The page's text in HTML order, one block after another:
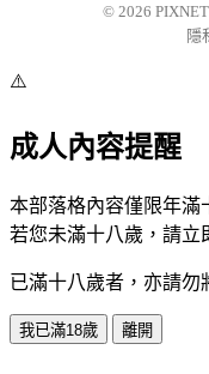
© 2026 PIXNET
隱
⚠️
成人內容提醒
本部落格內容僅限年滿
若您未滿十八歲，請立
已滿十八歲者，亦請勿
我已滿18歲 離開